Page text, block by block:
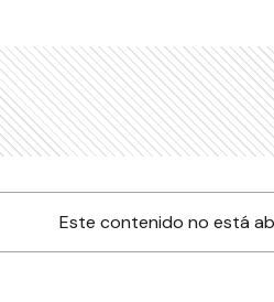
Este contenido no está